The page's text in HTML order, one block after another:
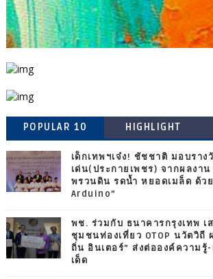
POPULAR 10 HIGHLIGHT
เด็กเทพฯเจ๋ง! ชัชชาติ มอบราง
เด่น(ประกายเพชร) จากผลงา
พรวนดิน รดน้ำ หยอดเมล็ด ด้ว
Arduino”
พช. ร่วมกับ ธนาคารกรุงเทพ เ
ชุมชนท่องเที่ยว OTOP นวัตวิถี
ถิ่น อินเตอร์” ส่งต่อองค์ความรู้
เด็ด